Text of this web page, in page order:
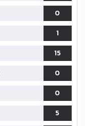
0
1
15
0
0
5